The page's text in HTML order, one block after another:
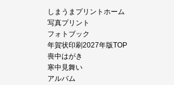
しまうまプリントホーム
写真プリント
フォトブック
年賀状印刷2027年版TOP
喪中はがき
寒中見舞い
アルバム